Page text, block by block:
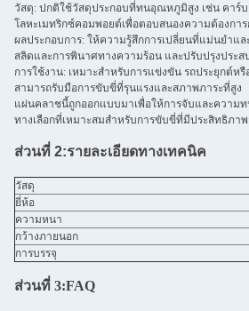
วัสดุ: ปกติใช้วัสดุประกอบที่ทนอุณหภูมิสูง เช่น คาร์
โลหะเมทริกซ์คอมพอยต์เพื่อตอบสนองความต้องการ
ผลประกอบการ: ให้ความรู้สึกการเปลี่ยนที่แม่นยําแล
สลิดและการพินาศทางความร้อน และปรับปรุงประ
การใช้งาน: เหมาะสําหรับการแข่งขัน รถประยุกต์ห
สามารถรับมือการขับขี่ที่รุนแรงและสภาพภาระที่สูง
แผ่นคลาชนี้ถูกออกแบบมาเพื่อให้การจับและความ
ทางเลือกที่เหมาะสมสําหรับการขับขี่ที่มีประสิทธิภาพ
ส่วนที่ 2:รายละเอียดทางเทคนิค
วัสดุ
ยี่ห้อ
ความหนา
กว้างภายนอก
การบรรจุ
ส่วนที่ 3:FAQ